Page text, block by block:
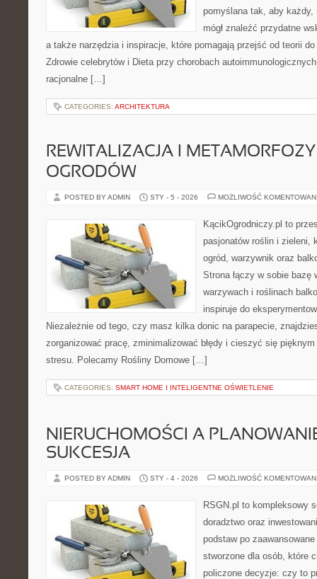
pomyślana tak, aby
mógł znaleźć przydatne
a także narzędzia i inspiracje, które pomagają przejść od teorii
Zdrowie celebrytów i Dieta przy chorobach
racjonalne […]
CATEGORIES: ARCHITEKTURA
REWITALIZACJA I
OGRODÓW
POSTED BY ADMIN STY - 5 - 2026 MOŻLIWOŚĆ
KącikOgrodniczy.pl to
pasjonatów roślin i zieleni,
ogród, warzywnik oraz
Strona łączy w sobie bazę
warzywach i roślinach
inspiruje do
Niezależnie od tego, czy masz kilka donic na parapecie,
zorganizować pracę, zminimalizować błędy i cieszyć się
stresu. Polecamy Rośliny Domowe […]
CATEGORIES: SMART HOME I INTELIGENTNE OŚWIETLENIE
NIERUCHOMOŚCI A
SUKCESJA
POSTED BY ADMIN STY - 4 - 2026 MOŻLIWOŚĆ
RSGN.pl to kompleksowy
doradztwo oraz
podstaw po
stworzone dla osób, które
policzone decyzje: czy to